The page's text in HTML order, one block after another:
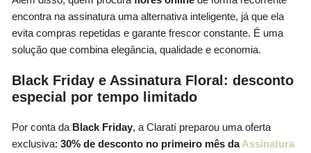
encontra na assinatura uma alternativa inteligente, já que ela
evita compras repetidas e garante frescor constante. É uma
solução que combina elegância, qualidade e economia.
Black Friday e Assinatura Floral: desconto
especial por tempo limitado
Por conta da Black Friday, a Claratí preparou uma oferta
exclusiva:30% de desconto no primeiro mês daAssinatura